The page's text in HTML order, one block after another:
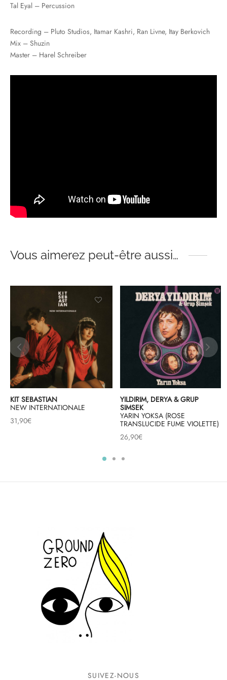
Tal Eyal – Percussion
Recording – Pluto Studios, Itamar Kashri, Ran Livne, Itay Berkovich
Mix – Shuzin
Master – Harel Schreiber
Vous aimerez peut-être aussi…
KIT SEBASTIAN
NEW INTERNATIONALE
31,90€
YILDIRIM, DERYA & GRUP
SIMSEK
YARIN YOKSA (ROSE
TRANSLUCIDE FUME VIOLETTE)
26,90€
SUIVEZ-NOUS